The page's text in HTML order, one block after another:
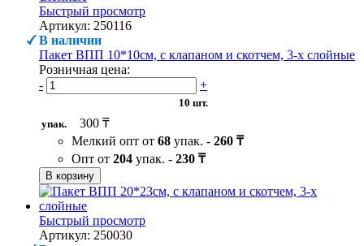
Быстрый просмотр
Артикул: 250116
В наличии
Пакет ВПП 10*10см, с клапаном и скотчем, 3-х слойные
Розничная цена:
-
+
10 шт.
упак.
300 ₸
Мелкий опт от 68 упак. - 260 ₸
Опт от 204 упак. - 230 ₸
В корзину
Быстрый просмотр
Артикул: 250030